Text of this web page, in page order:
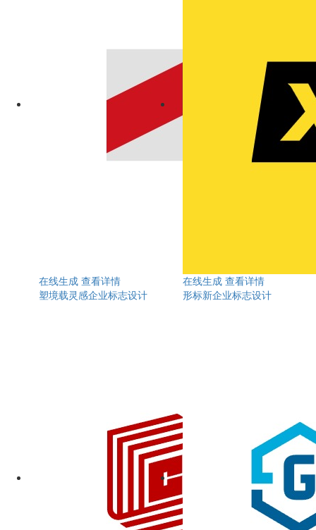
在线生成 查看详情
塑境载灵感企业标志设计
在线生成 查看详情
形标新企业标志设计